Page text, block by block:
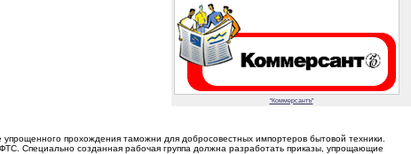
"Коммерсантъ"
прохождения таможни для добросовестных импортеров бытовой техники.
Специально созданная рабочая группа должна разработать приказы, упрощающие